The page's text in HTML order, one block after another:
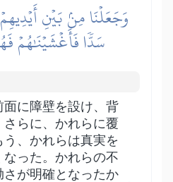
وَجَعَلۡنَا مِنۢ بَيۡنِ
سَدّٗا فَأَغۡشَيۡنَٰهُمۡ
に障壁を設け、背
らに、かれらに覆
、かれらは真実を
なった。かれらの不
が明確となったか